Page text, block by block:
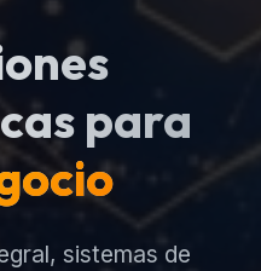
para
sistemas de